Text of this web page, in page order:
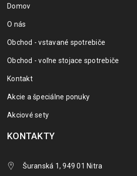
Domov
O nás
Obchod - vstavané spotrebiče
Obchod - voľne stojace spotrebiče
Kontakt
Akcie a špeciálne ponuky
Akciové sety
KONTAKTY
Šuranská 1, 949 01 Nitra